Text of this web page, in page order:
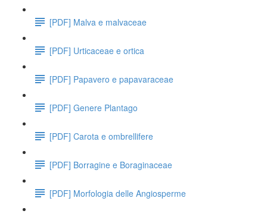
[PDF] Malva e malvaceae
[PDF] Urticaceae e ortica
[PDF] Papavero e papavaraceae
[PDF] Genere Plantago
[PDF] Carota e ombrellifere
[PDF] Borragine e Boraginaceae
[PDF] Morfologia delle Angiosperme